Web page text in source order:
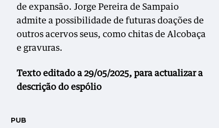
de expansão. Jorge Pereira de Sampaio
admite a possibilidade de futuras doações de
outros acervos seus, como chitas de Alcobaça
e gravuras.
Texto editado a 29/05/2025, para actualizar a
descrição do espólio
PUB